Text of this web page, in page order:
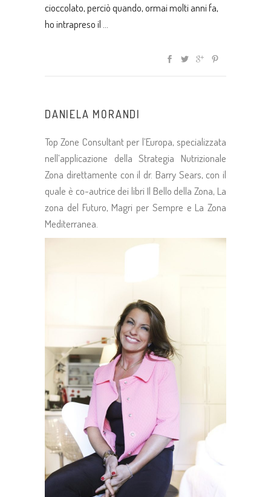
cioccolato, perciò quando, ormai molti anni fa,
ho intrapreso il
DANIELA MORANDI
Top Zone Consultant per l’Europa, specializzata
nell’applicazione della Strategia Nutrizionale
Zona direttamente con il dr. Barry Sears, con il
quale è co-autrice dei libri Il Bello della Zona, La
zona del Futuro, Magri per Sempre e La Zona
Mediterranea.